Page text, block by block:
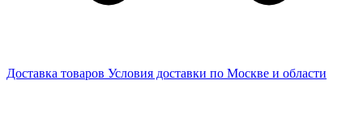
Доставка товаров Условия доставки по Москве и области